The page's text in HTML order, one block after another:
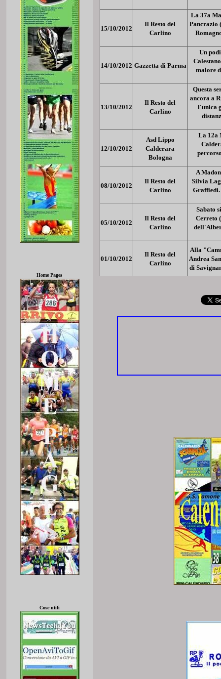
15/10/2012
Il Resto del
Carlino
La 37a
Pancrazio
14/10/2012 Gazzetta di Parma
Un
malore
13/10/2012
Il Resto del
Carlino
Questa
ancora a
l'unica
12/10/2012
Asd Lippo
Calderara
Bologna
La 12a
08/10/2012
Il Resto del
Carlino
A
Silvia
Graffiedi.
05/10/2012
Il Resto del
Carlino
Sabato
Cerreto
01/10/2012
Il Resto del
Carlino
Alla
Andrea
di
Home Pages
Cose utili